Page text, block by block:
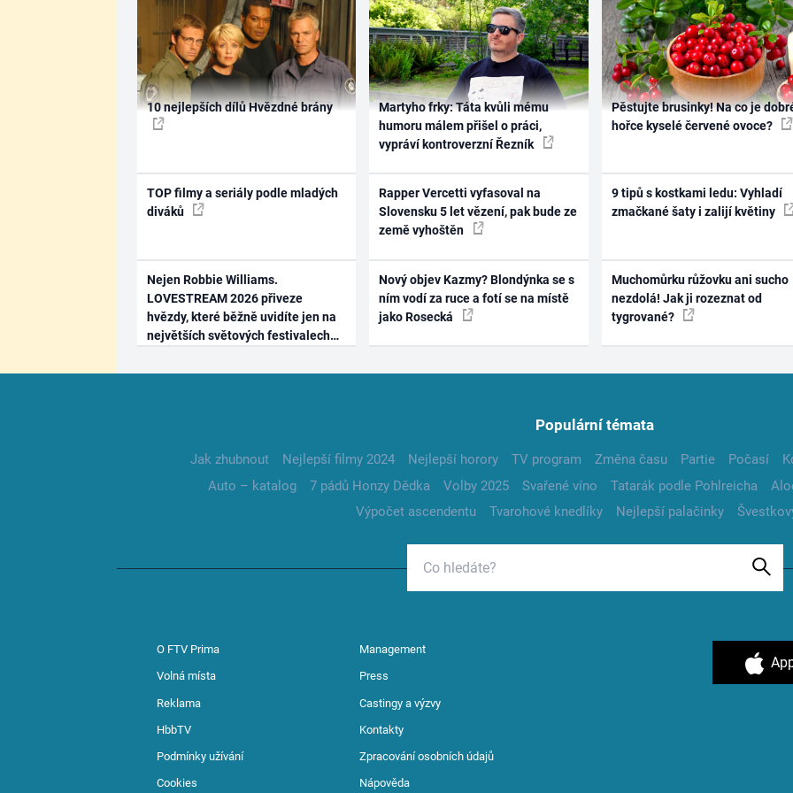
10 nejlepších dílů Hvězdné brány
TOP filmy a seriály podle mladých
diváků
Nejen Robbie Williams.
LOVESTREAM 2026 přiveze
hvězdy, které běžně uvidíte jen na
největších světových festivalech
Martyho frky: Táta kvůli mému
humoru málem přišel o práci,
vypráví kontroverzní Řezník
Rapper Vercetti vyfasoval na
Slovensku 5 let vězení, pak bude ze
země vyhoštěn
Nový objev Kazmy? Blondýnka se s
ním vodí za ruce a fotí se na místě
jako Rosecká
Pěstujte brusinky! Na co je
hořce kyselé červené ovoce?
9 tipů s kostkami ledu: Vyhladí
zmačkané šaty i zalijí květiny
Muchomůrku růžovku ani sucho
nezdolá! Jak ji rozeznat od
tygrované?
Populární témata
Jak zhubnout Nejlepší filmy 2024 Nejlepší horory TV program Změna času Partie Počasí
Auto – katalog
7 pádů Honzy Dědka Volby 2025 Svařené víno Tatarák podle Pohlreicha
Výpočet ascendentu
Tvarohové knedlíky Nejlepší palačinky
O FTV Prima Management
Volná místa Press
Reklama Castingy a výzvy
HbbTV Kontakty
Podmínky užívání Zpracování osobních údajů
Cookies Nápověda